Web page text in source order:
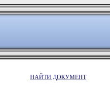
НАЙТИ ДОКУМЕНТ